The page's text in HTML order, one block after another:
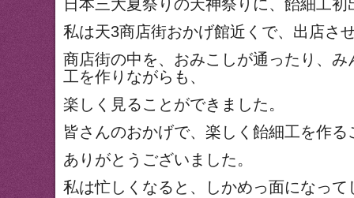
日本三大夏祭りの天神祭りに、飴細工初
私は天3商店街おかげ館近くで、出店さ
商店街の中を、おみこしが通ったり、
工を作りながらも、
楽しく見ることができました。
皆さんのおかげで、楽しく飴細工を作
ありがとうございました。
私は忙しくなると、しかめっ面になっ